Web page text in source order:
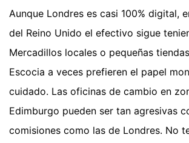
Aunque Londres es casi 100% digital,
del Reino Unido el efectivo sigue
Mercadillos locales o pequeñas
Escocia a veces prefieren el papel
cuidado. Las oficinas de cambio en
Edimburgo pueden ser tan agresivas
comisiones como las de Londres. No